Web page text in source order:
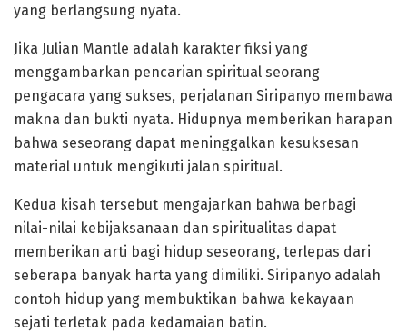
yang berlangsung nyata.
Jika Julian Mantle adalah karakter fiksi yang
menggambarkan pencarian spiritual seorang
pengacara yang sukses, perjalanan Siripanyo membawa
makna dan bukti nyata. Hidupnya memberikan harapan
bahwa seseorang dapat meninggalkan kesuksesan
material untuk mengikuti jalan spiritual.
Kedua kisah tersebut mengajarkan bahwa berbagi
nilai-nilai kebijaksanaan dan spiritualitas dapat
memberikan arti bagi hidup seseorang, terlepas dari
seberapa banyak harta yang dimiliki. Siripanyo adalah
contoh hidup yang membuktikan bahwa kekayaan
sejati terletak pada kedamaian batin.